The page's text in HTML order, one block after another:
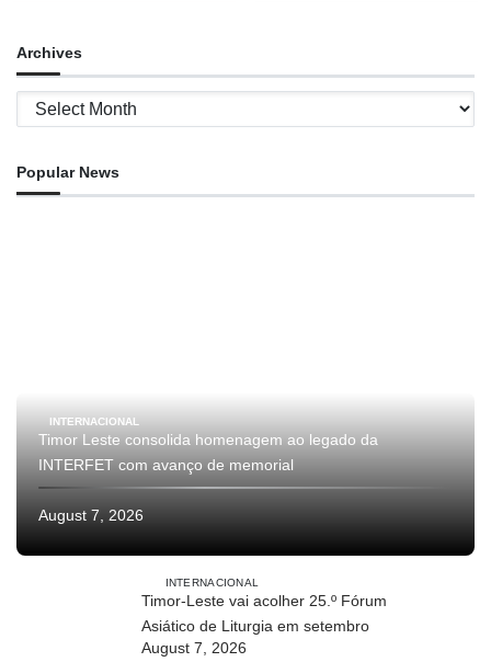
Archives
Archives
Popular News
INTERNACIONAL
Timor Leste consolida homenagem ao legado da
INTERFET com avanço de memorial
August 7, 2026
INTERNACIONAL
Timor-Leste vai acolher 25.º Fórum
Asiático de Liturgia em setembro
August 7, 2026